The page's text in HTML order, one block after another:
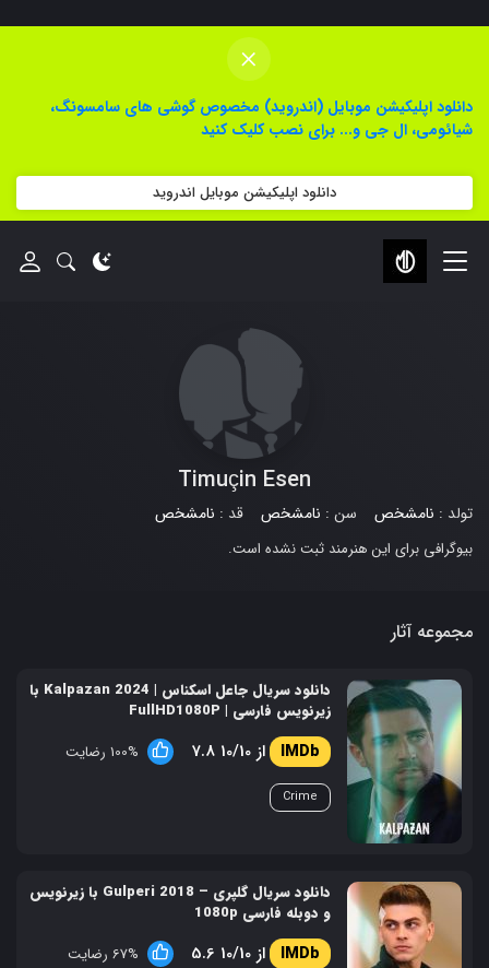
×
دانلود اپلیکیشن موبایل (اندروید) مخصوص گوشی های سامسونگ،
شیائومی، ال جی و... برای نصب کلیک کنید
دانلود اپلیکیشن موبایل اندروید
Timuçin Esen
تولد : نامشخص سن : نامشخص قد : نامشخص
بیوگرافی برای این هنرمند ثبت نشده است.
مجموعه آثار
دانلود سریال جاعل اسکناس | Kalpazan 2024 با
زیرنویس فارسی | FullHD1080P
7.8 از 10/10 100% رضایت
Crime
دانلود سریال گلپری – Gulperi 2018 با زیرنویس
و دوبله فارسی 1080p
5.6 از 10/10 67% رضایت